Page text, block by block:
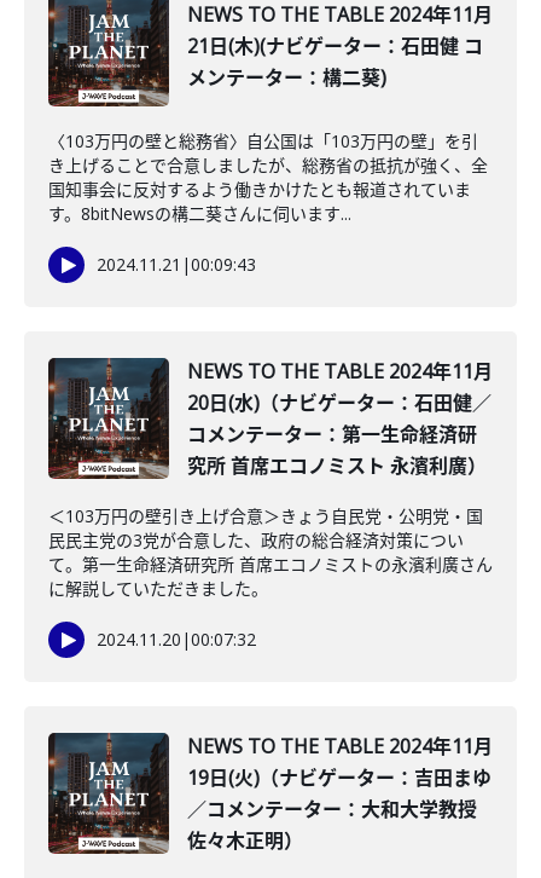
NEWS TO THE TABLE 2024年11月
21日(木)(ナビゲーター：石田健 コ
メンテーター：構二葵)
〈103万円の壁と総務省〉自公国は「103万円の壁」を引
き上げることで合意しましたが、総務省の抵抗が強く、全
国知事会に反対するよう働きかけたとも報道されていま
す。8bitNewsの構二葵さんに伺います...
2024.11.21 |00:09:43
NEWS TO THE TABLE 2024年11月
20日(水)（ナビゲーター：石田健／
コメンテーター：第一生命経済研
究所 首席エコノミスト 永濱利廣）
＜103万円の壁引き上げ合意＞きょう自民党・公明党・国
民民主党の3党が合意した、政府の総合経済対策につい
て。第一生命経済研究所 首席エコノミストの永濱利廣さん
に解説していただきました。
2024.11.20 |00:07:32
NEWS TO THE TABLE 2024年11月
19日(火)（ナビゲーター：吉田まゆ
／コメンテーター：大和大学教授
佐々木正明）